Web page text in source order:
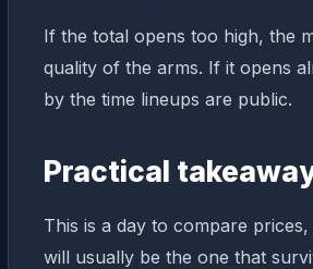
If the total opens too high, the
quality of the arms. If it opens
by the time lineups are public.
Practical
This is a day to compare
will usually be the one that